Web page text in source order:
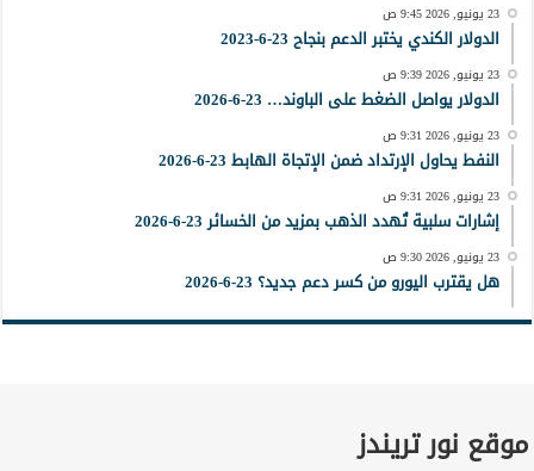
23 يونيو, 2026 9:45 ص
الدولار الكندي يختبر الدعم بنجاح 23-6-2023
23 يونيو, 2026 9:39 ص
الدولار يواصل الضغط على الباوند… 23-6-2026
23 يونيو, 2026 9:31 ص
النفط يحاول الإرتداد ضمن الإتجاة الهابط 23-6-2026
23 يونيو, 2026 9:31 ص
إشارات سلبية تُهدد الذهب بمزيد من الخسائر 23-6-2026
23 يونيو, 2026 9:30 ص
هل يقترب اليورو من كسر دعم جديد؟ 23-6-2026
موقع نور تريندز